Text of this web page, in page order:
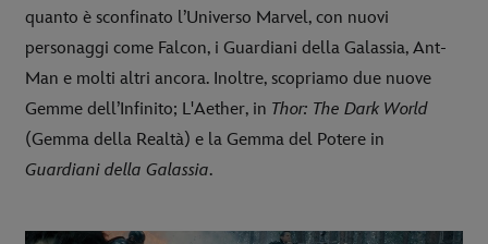
quanto è sconfinato l’Universo Marvel, con nuovi
personaggi come Falcon, i Guardiani della Galassia, Ant-
Man e molti altri ancora. Inoltre, scopriamo due nuove
Gemme dell’Infinito; L'Aether, in Thor: The Dark World
(Gemma della Realtà) e la Gemma del Potere in
Guardiani della Galassia.